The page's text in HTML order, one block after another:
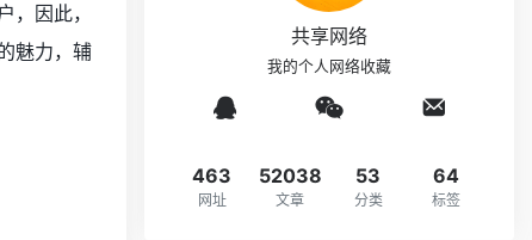
因此，
魅力，辅
共享网络
我的个人网络收藏
463
网址
52038
文章
53
分类
64
标签